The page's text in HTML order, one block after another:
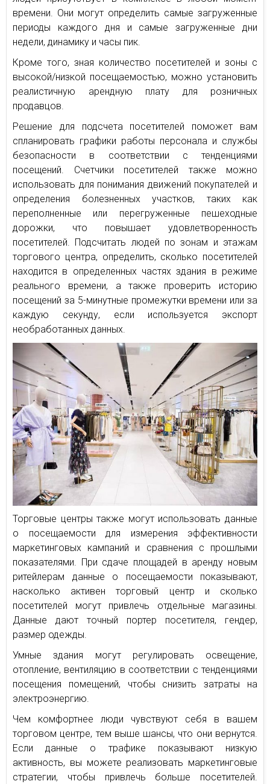
времени. Они могут определить самые загруженные
периоды каждого дня и самые загруженные дни
недели, динамику и часы пик.
Кроме того, зная количество посетителей и зоны с
высокой/низкой посещаемостью, можно установить
реалистичную арендную плату для розничных
продавцов.
Решение для подсчета посетителей поможет вам
спланировать графики работы персонала и службы
безопасности в соответствии с тенденциями
посещений. Счетчики посетителей также можно
использовать для понимания движений покупателей и
определения болезненных участков, таких как
переполненные или перегруженные пешеходные
дорожки, что повышает удовлетворенность
посетителей. Подсчитать людей по зонам и этажам
торгового центра, определить, сколько посетителей
находится в определенных частях здания в режиме
реального времени, а также проверить историю
посещений за 5-минутные промежутки времени или за
каждую секунду, если используется экспорт
необработанных данных.
Торговые центры также могут использовать данные
о посещаемости для измерения эффективности
маркетинговых кампаний и сравнения с прошлыми
показателями. При сдаче площадей в аренду новым
ритейлерам данные о посещаемости показывают,
насколько активен торговый центр и сколько
посетителей могут привлечь отдельные магазины.
Данные дают точный портер посетителя, гендер,
размер одежды.
Умные здания могут регулировать освещение,
отопление, вентиляцию в соответствии с тенденциями
посещения помещений, чтобы снизить затраты на
электроэнергию.
Чем комфортнее люди чувствуют себя в вашем
торговом центре, тем выше шансы, что они вернутся.
Если данные о трафике показывают низкую
активность, вы можете реализовать маркетинговые
стратегии, чтобы привлечь больше посетителей.